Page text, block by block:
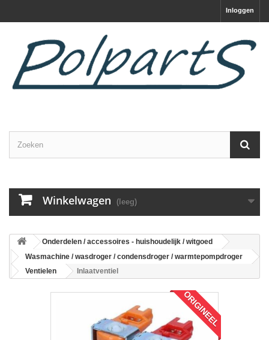
Inloggen
Winkelwagen (leeg)
Onderdelen / accessoires - huishoudelijk / witgoed
Wasmachine / wasdroger / condensdroger / warmtepompdroger
Ventielen
Inlaatventiel
ORIGINEEL